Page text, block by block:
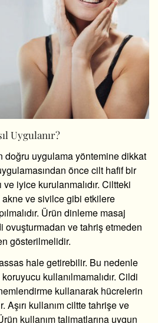
Uygulanır?
doğru uygulama yöntemine dikkat
önce cilt hafif bir
iyice kurulanmalıdır. Ciltteki
ve sivilce gibi etkilere
Ürün dinleme masaj
ovuşturmadan ve tahriş etmeden
gösterilmelidir.
hale getirebilir. Bu nedenle
kullanılmamalıdır. Cildi
kullanarak hücrelerin
Aşırı kullanım ciltte tahrişe ve
kullanım talimatlarına uygun